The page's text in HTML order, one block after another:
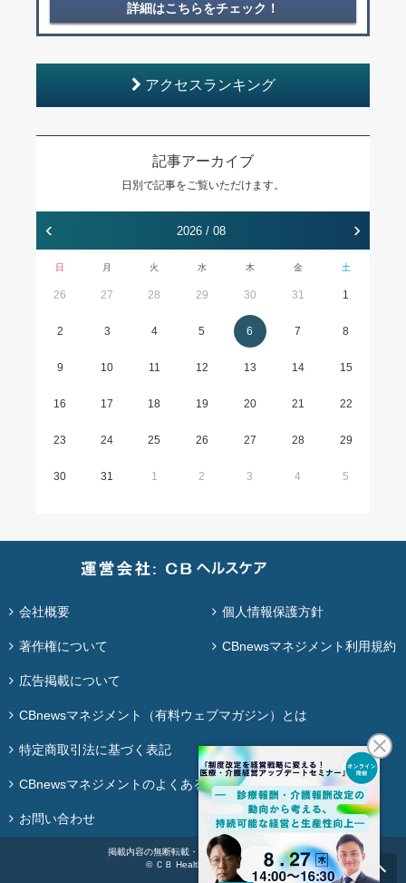
詳細はこちらをチェック！
アクセスランキング
記事アーカイブ
日別で記事をご覧いただけます。
‹ 2026 / 08 ›
日 月 火 水 木 金 土
26 27 28 29 30 31 1
2 3 4 5 6 7 8
9 10 11 12 13 14 15
16 17 18 19 20 21 22
23 24 25 26 27 28 29
30 31 1 2 3 4 5
会社概要 個人情報保護方針
著作権について CBnewsマネジメント利用規約
広告掲載について
CBnewsマネジメント（有料ウェブマガジン）とは
特定商取引法に基づく表記
CBnewsマネジメントのよくある質問
お問い合わせ
掲載内容の無断転載・再配布は固く禁じます。
© ＣＢ Healthcare Co., Ltd.